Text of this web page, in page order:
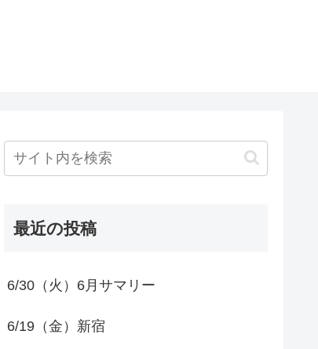
最近の投稿
6/30（火）6月サマリー
6/19（金）新宿